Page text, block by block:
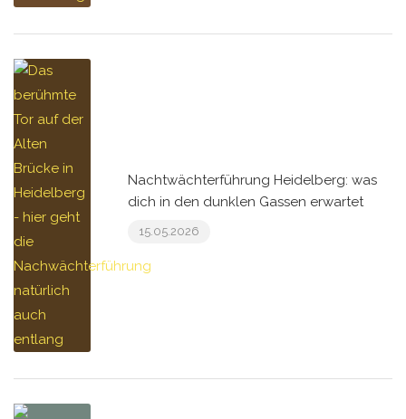
Nachtwächterführung Heidelberg: was
dich in den dunklen Gassen erwartet
15.05.2026